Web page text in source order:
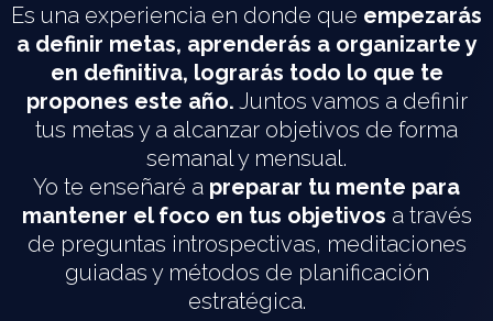
Es una experiencia en donde que empezarás
a definir metas, aprenderás a organizarte y
en definitiva, lograrás todo lo que te
propones este año. Juntos vamos a definir
tus metas y a alcanzar objetivos de forma
semanal y mensual.
Yo te enseñaré a preparar tu mente para
mantener el foco en tus objetivos a través
de preguntas introspectivas, meditaciones
guiadas y métodos de planificación
estratégica.